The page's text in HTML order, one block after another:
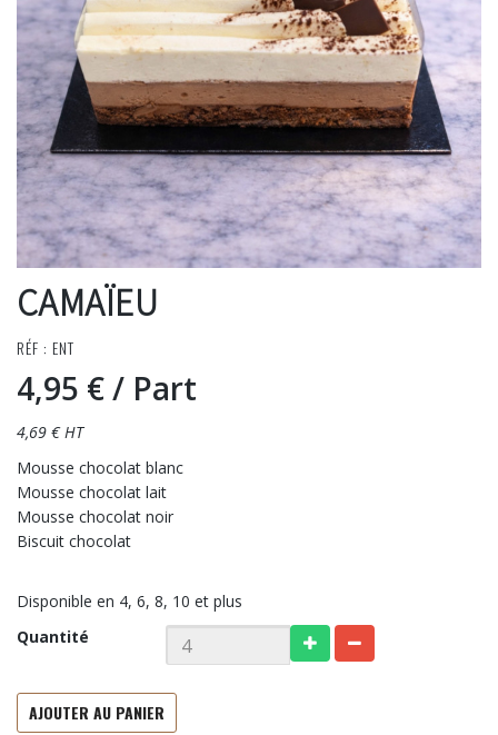
CAMAÏEU
RÉF : ENT
4,95 €/ Part
4,69 € HT
Mousse chocolat blanc
Mousse chocolat lait
Mousse chocolat noir
Biscuit chocolat
Disponible en 4, 6, 8, 10 et plus
Quantité
AJOUTER AU PANIER